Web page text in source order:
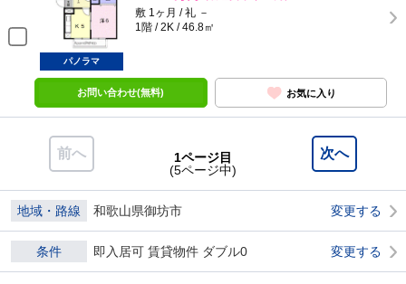
敷 1ヶ月 / 礼 －
1階 / 2K / 46.8㎡
パノラマ
お問い合わせ(無料) お気に入り
前へ 次へ
1ページ目
(5ページ中)
地域・路線 和歌山県御坊市 変更する
条件 即入居可 賃貸物件 ダブル0 変更する